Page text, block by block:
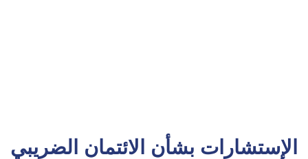
الإستشارات بشأن الائتمان الضريبي